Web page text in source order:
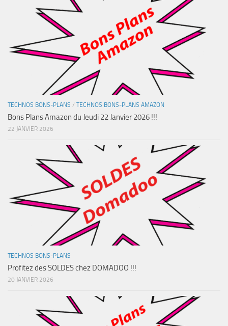
TECHNOS BONS-PLANS / TECHNOS BONS-PLANS AMAZON
Bons Plans Amazon du Jeudi 22 Janvier 2026 !!!
22 JANVIER 2026
TECHNOS BONS-PLANS
Profitez des SOLDES chez DOMADOO !!!
20 JANVIER 2026